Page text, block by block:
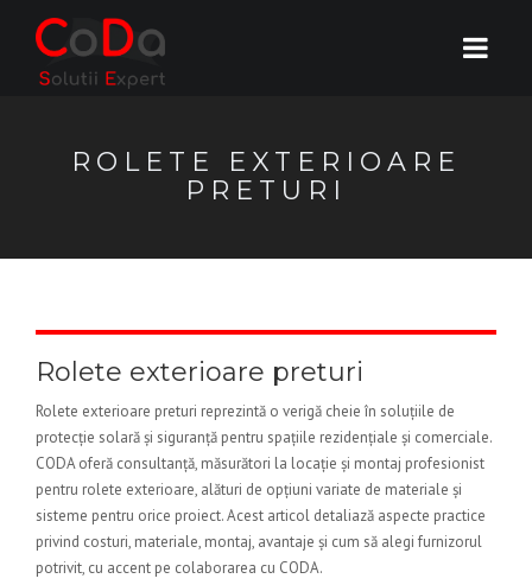
ROLETE EXTERIOARE
PRETURI
Rolete exterioare preturi
Rolete exterioare preturi reprezintă o verigă cheie în soluțiile de
protecție solară și siguranță pentru spațiile rezidențiale și comerciale.
CODA oferă consultanță, măsurători la locație și montaj profesionist
pentru rolete exterioare, alături de opțiuni variate de materiale și
sisteme pentru orice proiect. Acest articol detaliază aspecte practice
privind costuri, materiale, montaj, avantaje și cum să alegi furnizorul
potrivit, cu accent pe colaborarea cu CODA.